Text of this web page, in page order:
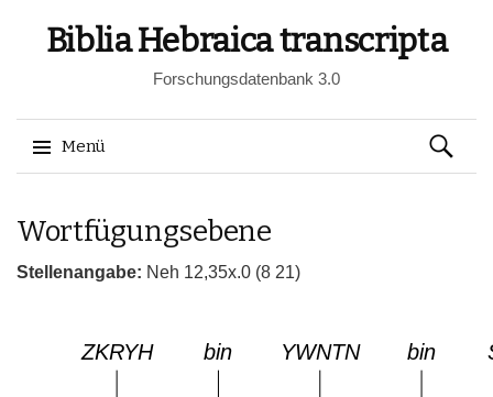
Biblia Hebraica transcripta
Forschungsdatenbank 3.0
Menü
zum
Suchen
nach:
Wortfügungsebene
Stellenangabe: Neh 12,35x.0 (8 21)